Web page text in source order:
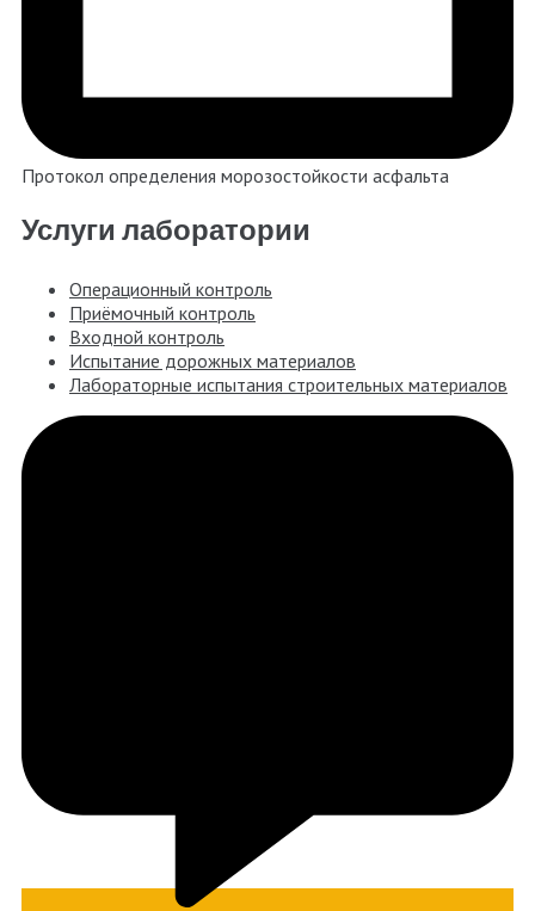
Протокол определения морозостойкости асфальта
Услуги лаборатории
Операционный контроль
Приёмочный контроль
Входной контроль
Испытание дорожных материалов
Лабораторные испытания строительных материалов